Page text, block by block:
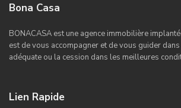
Bona Casa
BONACASA est une agence immobilière
est de vous accompagner et de vous guider
adéquate ou la cession dans les meilleures
Lien Rapide